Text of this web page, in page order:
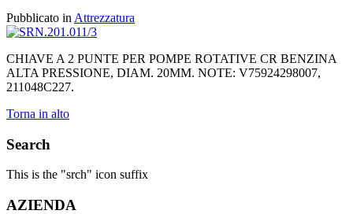
Pubblicato in Attrezzatura
CHIAVE A 2 PUNTE PER POMPE ROTATIVE CR BENZINA
ALTA PRESSIONE, DIAM. 20MM. NOTE: V75924298007,
211048C227.
Torna in alto
Search
This is the "srch" icon suffix
AZIENDA